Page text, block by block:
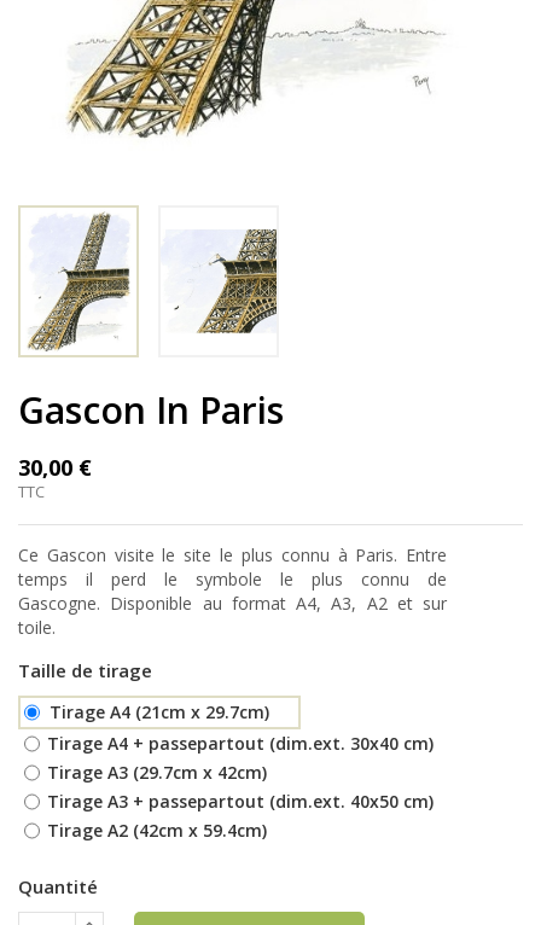
Gascon In Paris
30,00 €
TTC
Ce Gascon visite le site le plus connu à Paris. Entre
temps il perd le symbole le plus connu de
Gascogne. Disponible au format A4, A3, A2 et sur
toile.
Taille de tirage
Tirage A4 (21cm x 29.7cm)
Tirage A4 + passepartout (dim.ext. 30x40 cm)
Tirage A3 (29.7cm x 42cm)
Tirage A3 + passepartout (dim.ext. 40x50 cm)
Tirage A2 (42cm x 59.4cm)
Quantité